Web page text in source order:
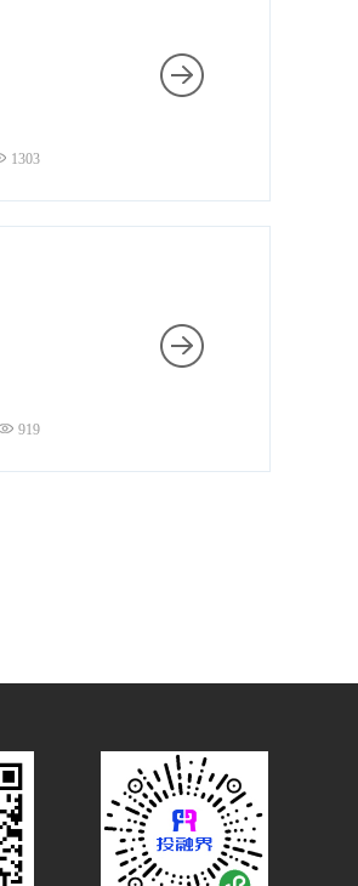
1303
919